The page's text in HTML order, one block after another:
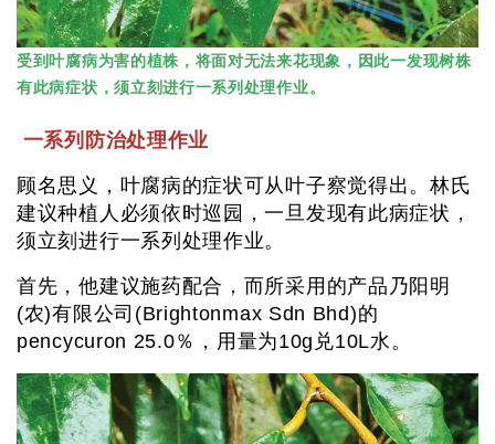
受到叶腐病为害的植株，将面对无法来花现象，因此一发现树株
有此病症状，须立刻进行一系列处理作业。
一系列防治处理作业
顾名思义，叶腐病的症状可从叶子察觉得出。林氏
建议种植人必须依时巡园，一旦发现有此病症状，
须立刻进行一系列处理作业。
首先，他建议施药配合，而所采用的产品乃阳明
(农)有限公司(Brightonmax Sdn Bhd)的
pencycuron 25.0％，用量为10g兑10L水。